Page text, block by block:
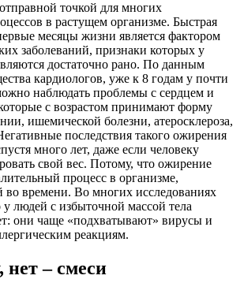
точкой для многих
в растущем организме. Быстрая
месяцы жизни является фактором
заболеваний, признаки которых у
достаточно рано. По данным
кардиологов, уже к 8 годам у почти
наблюдать проблемы с сердцем и
с возрастом принимают форму
ишемической болезни, атеросклероза,
последствия такого ожирения
много лет, даже если человеку
свой вес. Потому, что ожирение
процесс в организме,
времени. Во многих исследованиях
людей с избыточной массой тела
они чаще «подхватывают» вирусы и
реакциям.
нет – смеси